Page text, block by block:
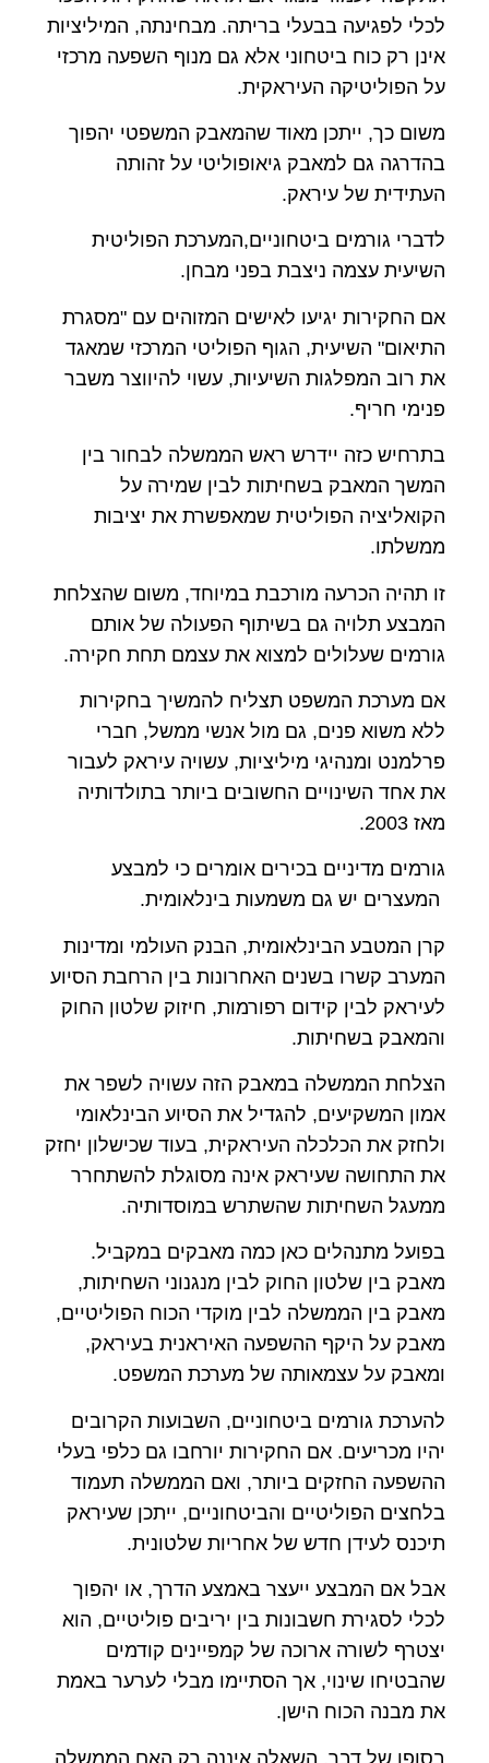
לכלי לפגיעה בבעלי בריתה. מבחינתה, המיליציות
אינן רק כוח ביטחוני אלא גם מנוף השפעה מרכזי
על הפוליטיקה העיראקית.
משום כך, ייתכן מאוד שהמאבק המשפטי יהפוך
בהדרגה גם למאבק גיאופוליטי על זהותה
העתידית של עיראק.
לדברי גורמים ביטחוניים,המערכת הפוליטית
השיעית עצמה ניצבת בפני מבחן.
אם החקירות יגיעו לאישים המזוהים עם "מסגרת
התיאום" השיעית, הגוף הפוליטי המרכזי שמאגד
את רוב המפלגות השיעיות, עשוי להיווצר משבר
פנימי חריף.
בתרחיש כזה יידרש ראש הממשלה לבחור בין
המשך המאבק בשחיתות לבין שמירה על
הקואליציה הפוליטית שמאפשרת את יציבות
ממשלתו.
זו תהיה הכרעה מורכבת במיוחד, משום שהצלחת
המבצע תלויה גם בשיתוף הפעולה של אותם
גורמים שעלולים למצוא את עצמם תחת חקירה.
אם מערכת המשפט תצליח להמשיך בחקירות
ללא משוא פנים, גם מול אנשי ממשל, חברי
פרלמנט ומנהיגי מיליציות, עשויה עיראק לעבור
את אחד השינויים החשובים ביותר בתולדותיה
מאז 2003.
גורמים מדיניים בכירים אומרים כי למבצע
המעצרים יש גם משמעות בינלאומית.
קרן המטבע הבינלאומית, הבנק העולמי ומדינות
המערב קשרו בשנים האחרונות בין הרחבת הסיוע
לעיראק לבין קידום רפורמות, חיזוק שלטון החוק
והמאבק בשחיתות.
הצלחת הממשלה במאבק הזה עשויה לשפר את
אמון המשקיעים, להגדיל את הסיוע הבינלאומי
ולחזק את הכלכלה העיראקית, בעוד שכישלון יחזק
את התחושה שעיראק אינה מסוגלת להשתחרר
ממעגל השחיתות שהשתרש במוסדותיה.
בפועל מתנהלים כאן כמה מאבקים במקביל.
מאבק בין שלטון החוק לבין מנגנוני השחיתות,
מאבק בין הממשלה לבין מוקדי הכוח הפוליטיים,
מאבק על היקף ההשפעה האיראנית בעיראק,
ומאבק על עצמאותה של מערכת המשפט.
להערכת גורמים ביטחוניים, השבועות הקרובים
יהיו מכריעים. אם החקירות יורחבו גם כלפי בעלי
ההשפעה החזקים ביותר, ואם הממשלה תעמוד
בלחצים הפוליטיים והביטחוניים, ייתכן שעיראק
תיכנס לעידן חדש של אחריות שלטונית.
אבל אם המבצע ייעצר באמצע הדרך, או יהפוך
לכלי לסגירת חשבונות בין יריבים פוליטיים, הוא
יצטרף לשורה ארוכה של קמפיינים קודמים
שהבטיחו שינוי, אך הסתיימו מבלי לערער באמת
את מבנה הכוח הישן.
בסופו של דבר, השאלה איננה רק האם הממשלה